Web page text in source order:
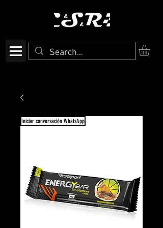
Iniciar conversación WhatsApp